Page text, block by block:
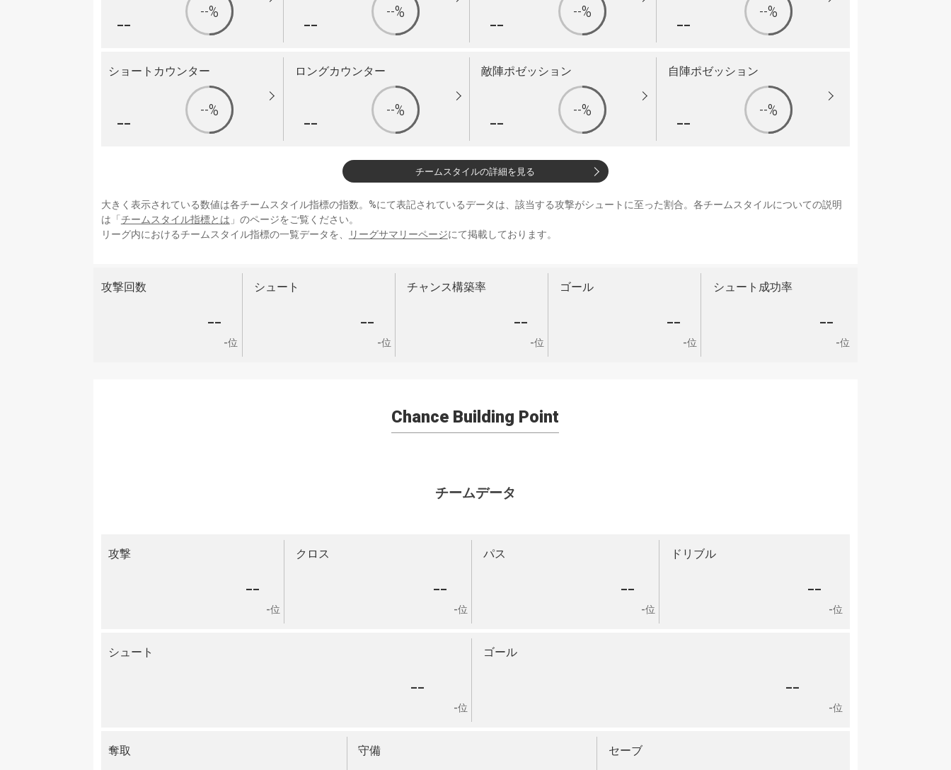
-- --% -- --% -- --% -- --%
ショートカウンター
-- --%
ロングカウンター
-- --%
敵陣ポゼッション
-- --%
自陣ポゼッション
-- --%
チームスタイルの詳細を見る
大きく表示されている数値は各チームスタイル指標の指数。%にて表記されているデータは、該当する攻撃がシュートに至った割合。各チームスタイルについての説明
は「 チームスタイル指標とは 」のページをご覧ください。
リーグ内におけるチームスタイル指標の一覧データを、
リーグサマリーページにて掲載しております。
攻撃回数
--
-位
シュート
--
-位
チャンス構築率
--
-位
ゴール
--
-位
シュート成功率
--
-位
Chance Building Point
チームデータ
攻撃
--
-位
クロス
--
-位
パス
--
-位
ドリブル
--
-位
シュート
--
-位
ゴール
--
-位
奪取 守備 セーブ